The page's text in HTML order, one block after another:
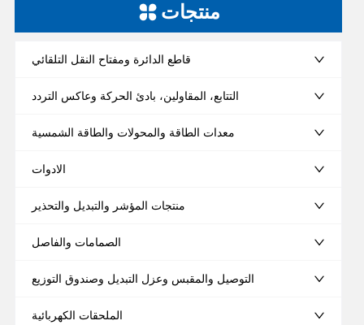
منتجات
قاطع الدائرة ومفتاح النقل التلقائي
التتابع، المقاولين، بادئ الحركة وعاكس التردد
معدات الطاقة والمحولات والطاقة الشمسية
الادوات
منتجات المؤشر والتبديل والتحذير
الصمامات والفاصل
التوصيل والمقبس وعزل التبديل وصندوق التوزيع
الملحقات الكهربائية